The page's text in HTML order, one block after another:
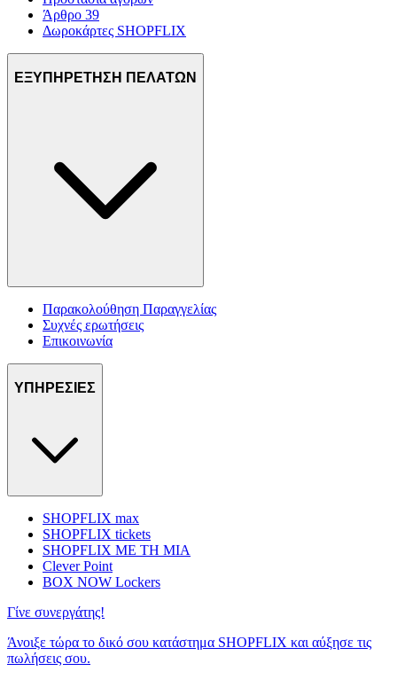
Άρθρο 39
Δωροκάρτες SHOPFLIX
ΕΞΥΠΗΡΕΤΗΣΗ ΠΕΛΑΤΩΝ
Παρακολούθηση Παραγγελίας
Συχνές ερωτήσεις
Επικοινωνία
ΥΠΗΡΕΣΙΕΣ
SHOPFLIX max
SHOPFLIX tickets
SHOPFLIX ΜΕ ΤΗ ΜΙΑ
Clever Point
BOX NOW Lockers
Γίνε συνεργάτης!
Άνοιξε τώρα το δικό σου κατάστημα SHOPFLIX και αύξησε τις
πωλήσεις σου.